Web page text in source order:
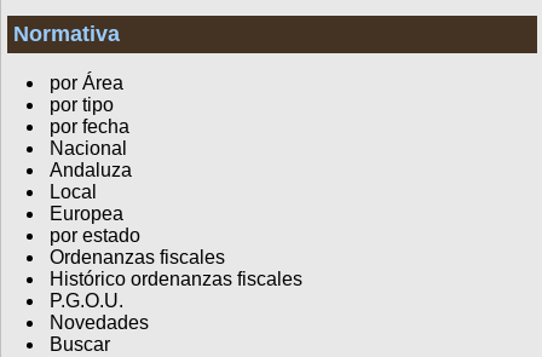
Normativa
por Área
por tipo
por fecha
Nacional
Andaluza
Local
Europea
por estado
Ordenanzas fiscales
Histórico ordenanzas fiscales
P.G.O.U.
Novedades
Buscar